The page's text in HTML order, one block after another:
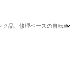
ク品、修理ベースの自転車に